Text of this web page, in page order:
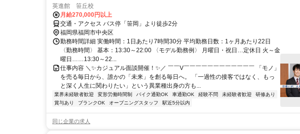
英進館 笹丘校
月給270,000円以上
交通・アクセス バス停「笹岡」より徒歩2分
福岡県福岡市中央区
勤務時間詳細 実働時間：1日あたり7時間30分 平均勤務日数：1ヶ月あたり22日
〈勤務時間〉 基本：13:30～22:00 〈モデル勤務例〉 月曜日・祝日…定休日 火～金
曜日……13:30～22...
仕事内容 ＼✨カジュアル面談開催！✨／ ￣￣V￣￣￣￣￣￣￣￣￣￣￣￣ 「モノ」
を売る毎日から、誰かの「未来」を創る毎日へ。 「一過性の接客ではなく、もっ
と深く人生に関わりたい」という異業種出身の方も...
業界未経験者歓迎 変形労働時間制 バイク通勤OK 車通勤OK 経験不問 未経験者歓迎
研修あり
賞与あり
ブランクOK オープニングスタッフ 駅近5分以内
同じ企業の求人